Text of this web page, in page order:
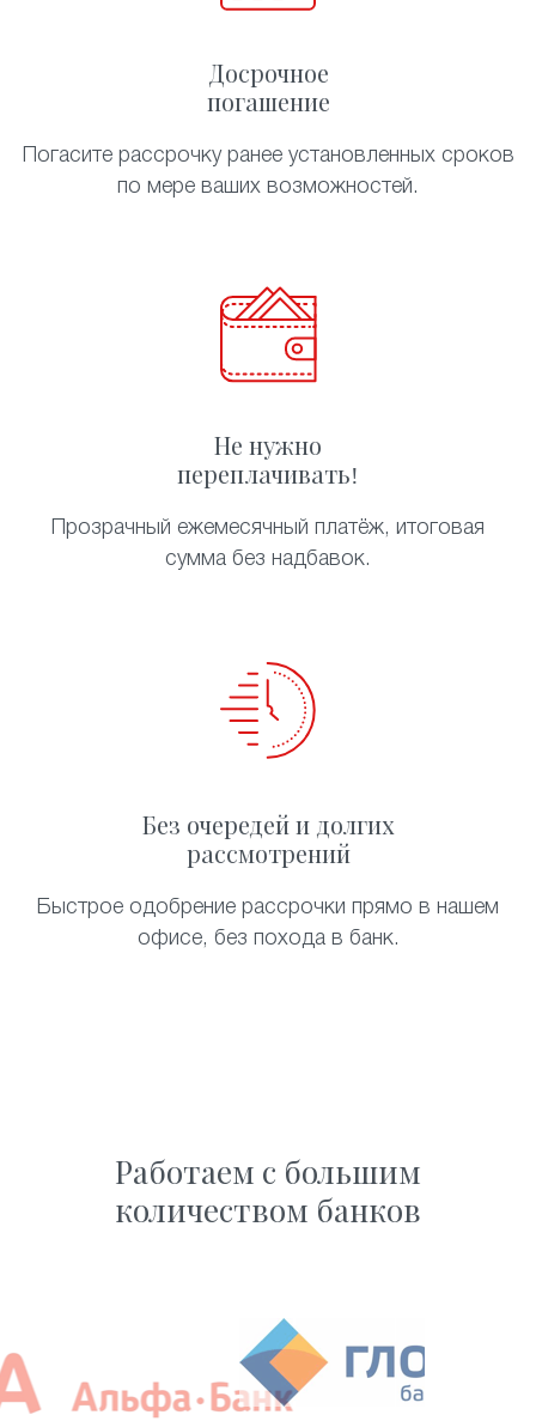
Досрочное
погашение
Погасите рассрочку ранее установленных сроков
по мере ваших возможностей.
Не нужно
переплачивать!
Прозрачный ежемесячный платёж, итоговая
сумма без надбавок.
Без очередей и долгих
рассмотрений
Быстрое одобрение рассрочки прямо в нашем
офисе, без похода в банк.
Работаем с большим
количеством банков